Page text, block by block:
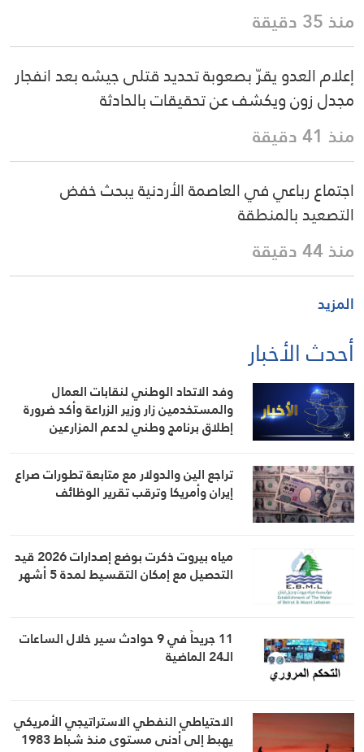
منذ 35 دقيقة
إعلام العدو يقرّ بصعوبة تحديد قتلى جيشه بعد انفجار
مجدل زون ويكشف عن تحقيقات بالحادثة
منذ 41 دقيقة
اجتماع رباعي في العاصمة الأردنية يبحث خفض
التصعيد بالمنطقة
منذ 44 دقيقة
المزيد
أحدث الأخبار
وفد الاتحاد الوطني لنقابات العمال
والمستخدمين زار وزير الزراعة وأكد ضرورة
إطلاق برنامج وطني لدعم المزارعين
تراجع الين والدولار مع متابعة تطورات صراع
إيران وأمريكا وترقب تقرير الوظائف
مياه بيروت ذكرت بوضع إصدارات 2026 قيد
التحصيل مع إمكان التقسيط لمدة 5 أشهر
11 جريحاً في 9 حوادث سير خلال الساعات
الـ24 الماضية
الاحتياطي النفطي الاستراتيجي الأمريكي
يهبط إلى أدنى مستوى منذ شباط 1983